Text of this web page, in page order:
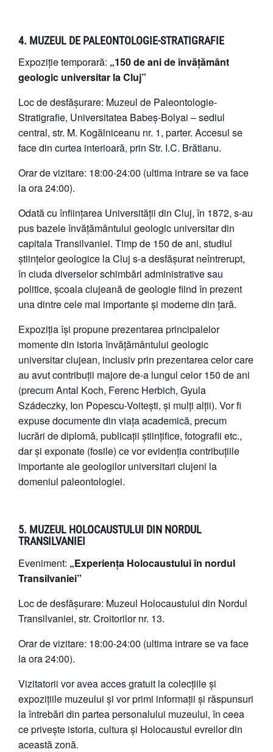
4. MUZEUL DE PALEONTOLOGIE-STRATIGRAFIE
Expoziție temporară: „150 de ani de învățământ
geologic universitar la Cluj”
Loc de desfășurare: Muzeul de Paleontologie-
Stratigrafie, Universitatea Babeș-Bolyai – sediul
central, str. M. Kogălniceanu nr. 1, parter. Accesul se
face din curtea interioară, prin Str. I.C. Brătianu.
Orar de vizitare: 18:00-24:00 (ultima intrare se va face
la ora 24:00).
Odată cu înființarea Universității din Cluj, în 1872, s-au
pus bazele învățământului geologic universitar din
capitala Transilvaniei. Timp de 150 de ani, studiul
științelor geologice la Cluj s-a desfășurat neîntrerupt,
în ciuda diverselor schimbări administrative sau
politice, școala clujeană de geologie fiind în prezent
una dintre cele mai importante și moderne din țară.
Expoziția își propune prezentarea principalelor
momente din istoria învățământului geologic
universitar clujean, inclusiv prin prezentarea celor care
au avut contribuții majore de-a lungul celor 150 de ani
(precum Antal Koch, Ferenc Herbich, Gyula
Szádeczky, Ion Popescu-Voitești, și mulți alții). Vor fi
expuse documente din viața academică, precum
lucrări de diplomă, publicații științifice, fotografii etc.,
dar și exponate (fosile) ce vor evidenția contribuțiile
importante ale geologilor universitari clujeni la
domeniul paleontologiei.
5. MUZEUL HOLOCAUSTULUI DIN NORDUL
TRANSILVANIEI
Eveniment: „Experiența Holocaustului în nordul
Transilvaniei”
Loc de desfășurare: Muzeul Holocaustului din Nordul
Transilvaniei, str. Croitorilor nr. 13.
Orar de vizitare: 18:00-24:00 (ultima intrare se va face
la ora 24:00).
Vizitatorii vor avea acces gratuit la colecțiile și
expozițiile muzeului și vor primi informații și răspunsuri
la întrebări din partea personalului muzeului, în ceea
ce privește istoria, cultura și Holocaustul evreilor din
această zonă.